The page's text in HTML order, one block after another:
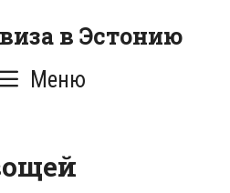
в Эстонию
Меню